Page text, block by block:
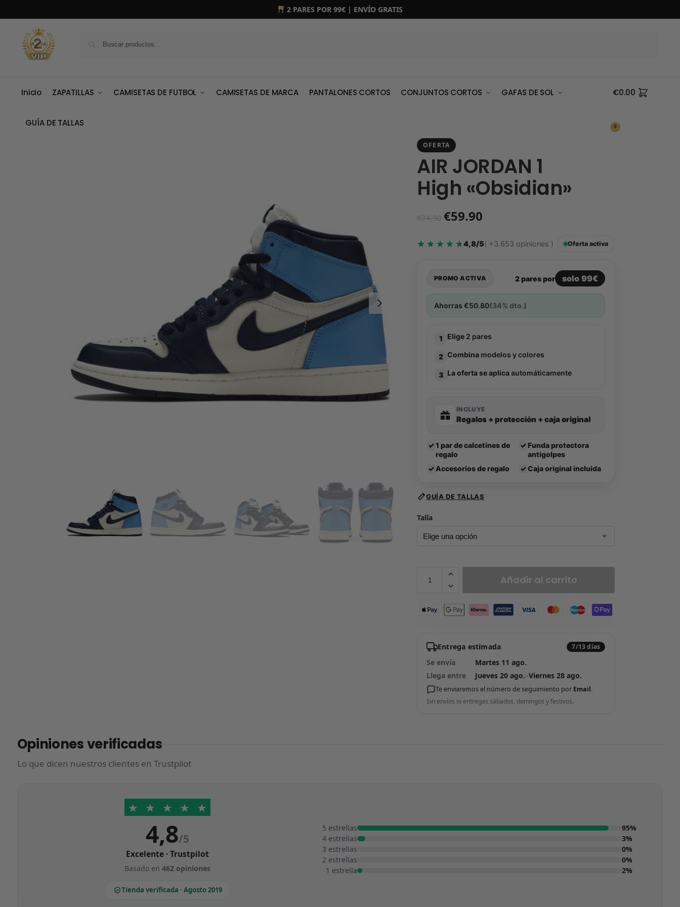
2 PARES POR 99€ | ENVÍO GRATIS
Inicio ZAPATILLAS CAMISETAS DE FUTBOL CAMISETAS DE MARCA PANTALONES CORTOS CONJUNTOS CORTOS GAFAS DE SOL
GUÍA DE TALLAS
€0.00
0
OFERTA
AIR JORDAN 1
High «Obsidian»
€74.90 €59.90
4,8/5( +3.653 opiniones ) Oferta activa
PROMO ACTIVA 2 pares por solo 99€
Ahorras€50.80(34% dto.)
1 Elige 2 pares
2 Combina modelos y colores
3 La oferta se aplicaautomáticamente
INCLUYE
Regalos + protección + caja original
✓1 par de calcetines de
regalo
✓ Funda protectora
antigolpes
✓ Accesorios de regalo ✓ Caja original incluida
GUÍA DE TALLAS
Talla
Añadir al carrito
Entrega estimada 7/13 días
Se envía
Martes 11 ago.
Llega entre
Jueves 20 ago.–Viernes 28 ago.
Te enviaremos el número de seguimiento por Email.
Sin envíos ni entregas sábados, domingos y festivos.
Opiniones verificadas
Lo que dicen nuestros clientes en Trustpilot
★ ★ ★ ★ ★
4,8/5
Excelente · Trustpilot
Basado en462 opiniones
Tienda verificada · Agosto 2019
5 estrellas
95%
4 estrellas
3%
3 estrellas
0%
2 estrellas
0%
1 estrella
2%